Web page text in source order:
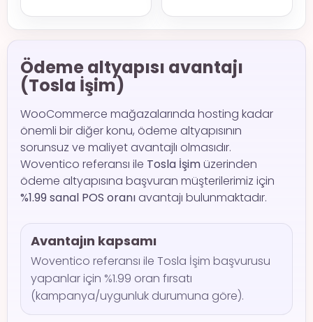
Ödeme altyapısı avantajı
(Tosla İşim)
WooCommerce mağazalarında hosting kadar
önemli bir diğer konu, ödeme altyapısının
sorunsuz ve maliyet avantajlı olmasıdır.
Woventico referansı ile Tosla İşimüzerinden
ödeme altyapısına başvuran müşterilerimiz için
%1.99 sanal POS oranıavantajı bulunmaktadır.
Avantajın kapsamı
Woventico referansı ile Tosla İşim başvurusu
yapanlar için %1.99 oran fırsatı
(kampanya/uygunluk durumuna göre).